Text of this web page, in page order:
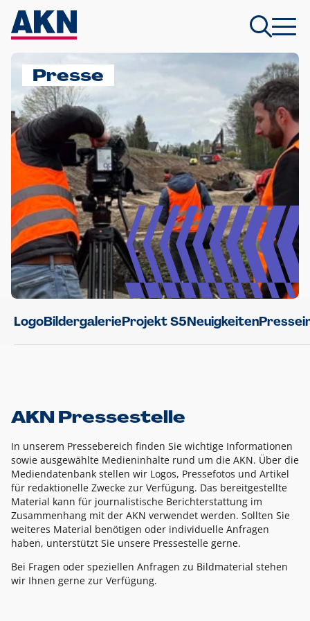
Presse
LogoBildergalerieProjekt S5Neuigkeiten
AKN Pressestelle
In unserem Pressebereich finden Sie wichtige Informationen
sowie ausgewählte Medieninhalte rund um die AKN. Über die
Mediendatenbank stellen wir Logos, Pressefotos und Artikel
für redaktionelle Zwecke zur Verfügung. Das bereitgestellte
Material kann für journalistische Berichterstattung im
Zusammenhang mit der AKN verwendet werden. Sollten Sie
weiteres Material benötigen oder individuelle Anfragen
haben, unterstützt Sie unsere Pressestelle gerne.
Bei Fragen oder speziellen Anfragen zu Bildmaterial stehen
wir Ihnen gerne zur Verfügung.